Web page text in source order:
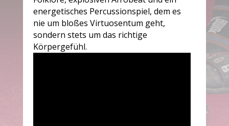
energetisches Percussionspiel, dem es
nie um bloßes Virtuosentum geht,
sondern stets um das richtige
Körpergefühl.